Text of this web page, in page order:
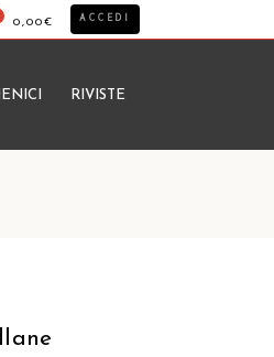
0,00€ ACCEDI
RIVISTE